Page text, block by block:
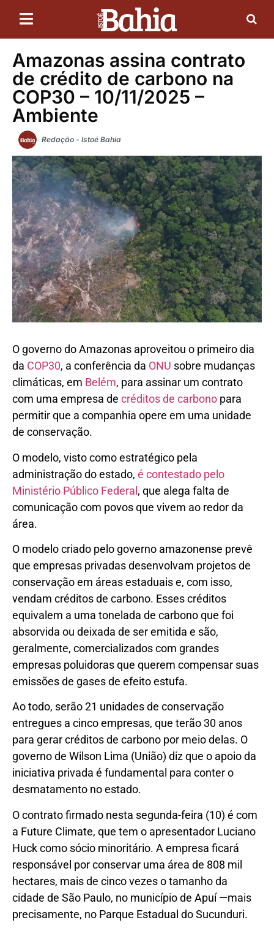
Amazonas assina contrato
de crédito de carbono na
COP30 – 10/11/2025 –
Ambiente
Redação - Istoé Bahia
O governo do Amazonas aproveitou o primeiro dia
da COP30, a conferência da ONU sobre mudanças
climáticas, em Belém, para assinar um contrato
com uma empresa de créditos de carbono para
permitir que a companhia opere em uma unidade
de conservação.
O modelo, visto como estratégico pela
administração do estado, é contestado pelo
Ministério Público Federal, que alega falta de
comunicação com povos que vivem ao redor da
área.
O modelo criado pelo governo amazonense prevê
que empresas privadas desenvolvam projetos de
conservação em áreas estaduais e, com isso,
vendam créditos de carbono. Esses créditos
equivalem a uma tonelada de carbono que foi
absorvida ou deixada de ser emitida e são,
geralmente, comercializados com grandes
empresas poluidoras que querem compensar suas
emissões de gases de efeito estufa.
Ao todo, serão 21 unidades de conservação
entregues a cinco empresas, que terão 30 anos
para gerar créditos de carbono por meio delas. O
governo de Wilson Lima (União) diz que o apoio da
iniciativa privada é fundamental para conter o
desmatamento no estado.
O contrato firmado nesta segunda-feira (10) é com
a Future Climate, que tem o apresentador Luciano
Huck como sócio minoritário. A empresa ficará
responsável por conservar uma área de 808 mil
hectares, mais de cinco vezes o tamanho da
cidade de São Paulo, no município de Apuí —mais
precisamente, no Parque Estadual do Sucunduri.